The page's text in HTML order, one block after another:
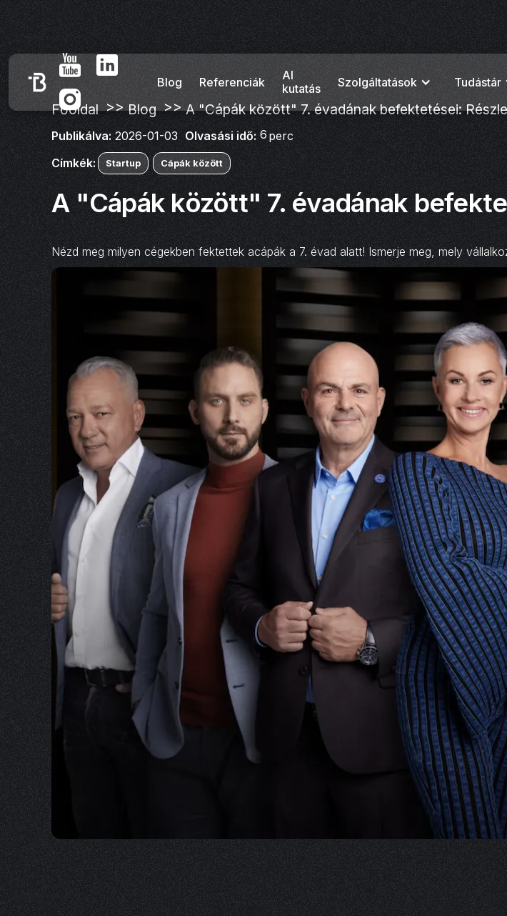
Blog Referenciák
AI
kutatás
Szolgáltatások Tudástár
Főoldal >> Blog >> A "Cápák között" 7. évadának befektetései:
Publikálva: 2026-01-03 Olvasási idő: 6 perc
Címkék:
Startup Cápák között
A "Cápák között" 7. évadának
Nézd meg milyen cégekben fektettek acápák a 7. évad alatt! Ismerje meg, mely